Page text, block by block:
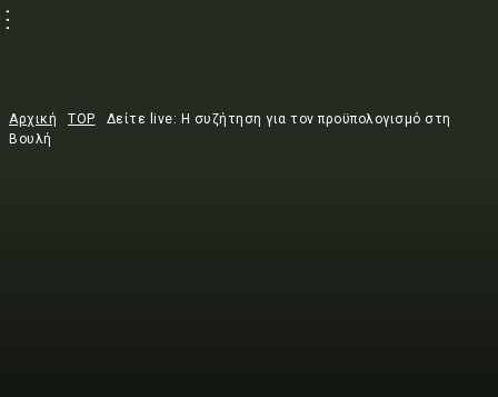
Αρχική TOP
Δείτε live: Η συζήτηση για τον προϋπολογισμό στη
Βουλή